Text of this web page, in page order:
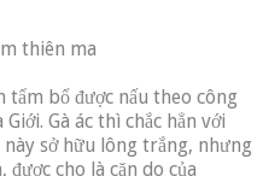
tẩm bổ được nấu theo công
Gà ác thì chắc hẳn với
sở hữu lông trắng, nhưng
cho là căn do của